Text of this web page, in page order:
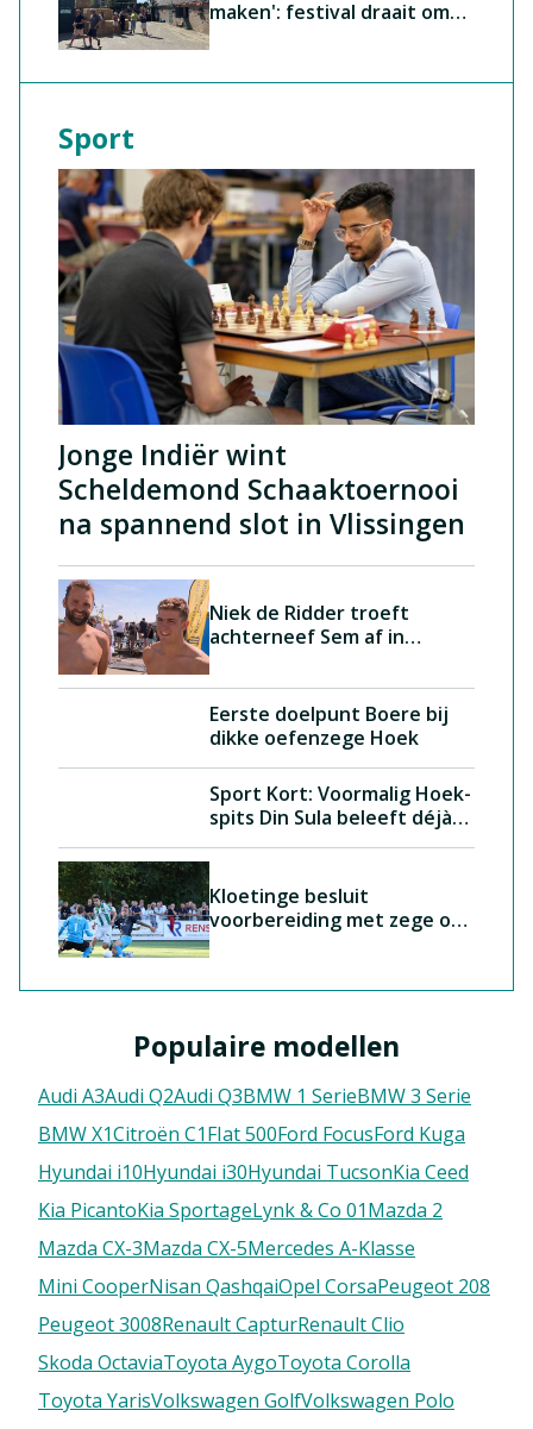
maken': festival draait om
Sport
Jonge Indiër wint
Scheldemond Schaaktoernooi
na spannend slot in Vlissingen
Niek de Ridder troeft
achterneef Sem af in
Carlijn Dezutter (15) wint
met overmacht bij de
vrouwen
Eerste doelpunt Boere bij
Sport Kort: Voormalig Hoek-
vu in Roemenië
Kloetinge besluit
buurman GOES
Populaire modellen
Audi A3Audi Q2Audi Q3BMW 1 SerieBMW 3 Serie
BMW X1Citroën C1FIat 500Ford FocusFord Kuga
Hyundai i10Hyundai i30Hyundai TucsonKia Ceed
Kia PicantoKia SportageLynk & Co 01Mazda 2
Mazda CX-3Mazda CX-5Mercedes A-Klasse
Mini CooperNisan QashqaiOpel CorsaPeugeot 208
Peugeot 3008Renault CapturRenault Clio
Skoda OctaviaToyota AygoToyota Corolla